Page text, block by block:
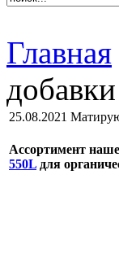
Главная
добавки
25.08.2021
Ассортимент
550L для